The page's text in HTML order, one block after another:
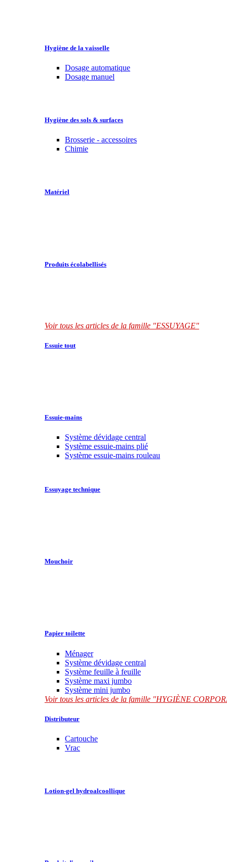
Hygiène de la vaisselle
Dosage automatique
Dosage manuel
Hygiène des sols & surfaces
Brosserie - accessoires
Chimie
Matériel
Produits écolabellisés
Voir tous les articles de la famille "ESSUYAGE"
Essuie tout
Essuie-mains
Système dévidage central
Système essuie-mains plié
Système essuie-mains rouleau
Essuyage technique
Mouchoir
Papier toilette
Ménager
Système dévidage central
Système feuille à feuille
Système maxi jumbo
Système mini jumbo
Voir tous les articles de la famille "HYGIÈNE
Distributeur
Cartouche
Vrac
Lotion-gel hydroalcoollique